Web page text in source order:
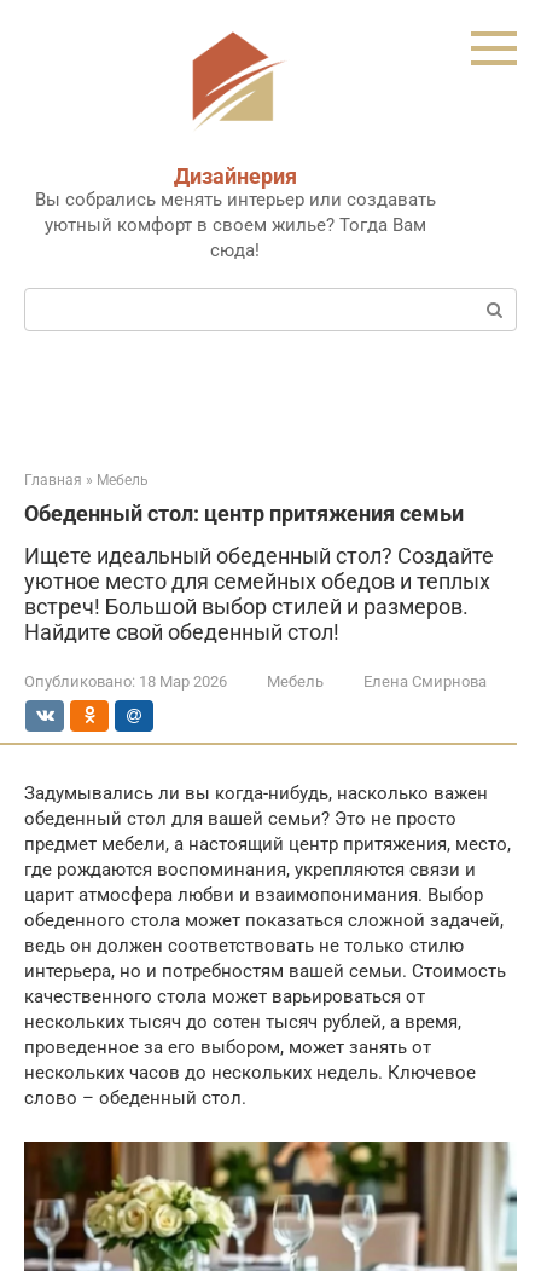
Дизайнерия
Вы собрались менять интерьер или создавать
уютный комфорт в своем жилье? Тогда Вам
сюда!
Поиск:
Главная » Мебель
Обеденный стол: центр притяжения семьи
Ищете идеальный обеденный стол? Создайте
уютное место для семейных обедов и теплых
встреч! Большой выбор стилей и размеров.
Найдите свой обеденный стол!
Опубликовано: 18 Мар 2026 Мебель Елена Смирнова
Задумывались ли вы когда-нибудь, насколько важен
обеденный стол для вашей семьи? Это не просто
предмет мебели, а настоящий центр притяжения, место,
где рождаются воспоминания, укрепляются связи и
царит атмосфера любви и взаимопонимания. Выбор
обеденного стола может показаться сложной задачей,
ведь он должен соответствовать не только стилю
интерьера, но и потребностям вашей семьи. Стоимость
качественного стола может варьироваться от
нескольких тысяч до сотен тысяч рублей, а время,
проведенное за его выбором, может занять от
нескольких часов до нескольких недель. Ключевое
слово – обеденный стол.